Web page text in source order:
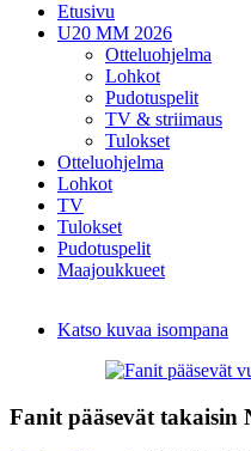
Etusivu
U20 MM 2026
Otteluohjelma
Lohkot
Pudotuspelit
TV & striimaus
Tulokset
Otteluohjelma
Lohkot
TV
Tulokset
Pudotuspelit
Maajoukkueet
Katso kuvaa isompana
Fanit pääsevät